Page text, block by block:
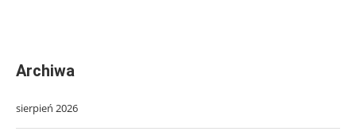
Archiwa
sierpień 2026